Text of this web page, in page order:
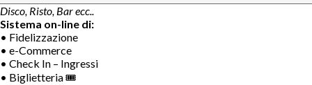
Disco, Risto, Bar ecc..
Sistema on-line di:
• Fidelizzazione
• e-Commerce
• Check In – Ingressi
• Biglietteria 🎟